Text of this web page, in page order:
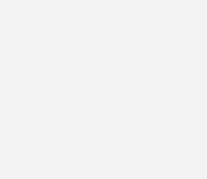
innovativer – das war der